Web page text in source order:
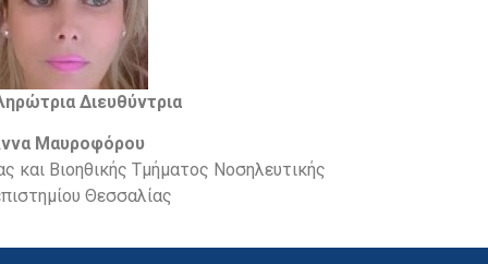
Διευθύντρια
Μαυροφόρου
και Βιοηθικής Τμήματος Νοσηλευτικής
Θεσσαλίας